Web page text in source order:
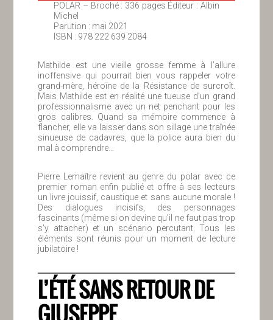
POLAR – Broché : 336 pages Éditeur : Albin
Michel
Parution : mai 2021
ISBN : 978 222 639 2084
Mathilde est une vieille grosse femme à l’allure
inoffensive qui pourrait bien vous rappeler votre
grand-mère, héroïne de la Résistance de surcroît.
Mais Mathilde est en réalité une tueuse d’un grand
professionnalisme avec un net penchant pour les
gros calibres. Quand sa mémoire commence à
flancher, elle va laisser dans son sillage une traînée
sinueuse de cadavres, que la police aura bien du
mal à comprendre…
Pierre Lemaître revient au genre du polar avec ce
premier roman enfin publié et offre à ses lecteurs
un livre jouissif, caustique et sans aucune morale !
Des dialogues incisifs, des personnages
fascinants (même si on devine qu’il ne faut pas trop
s’y attacher) et un scénario percutant. Tous les
éléments sont réunis pour un moment de lecture
jubilatoire !
L’ÉTÉ SANS RETOUR DE